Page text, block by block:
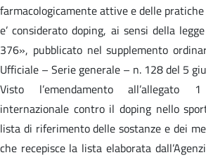
farmacologicamente attive e delle
e’ considerato doping, ai sensi della
376», pubblicato nel supplemento
Ufficiale – Serie generale – n. 128 del 5
Visto l’emendamento all’allegato
internazionale contro il doping nello
lista di riferimento delle sostanze e dei
che recepisce la lista elaborata